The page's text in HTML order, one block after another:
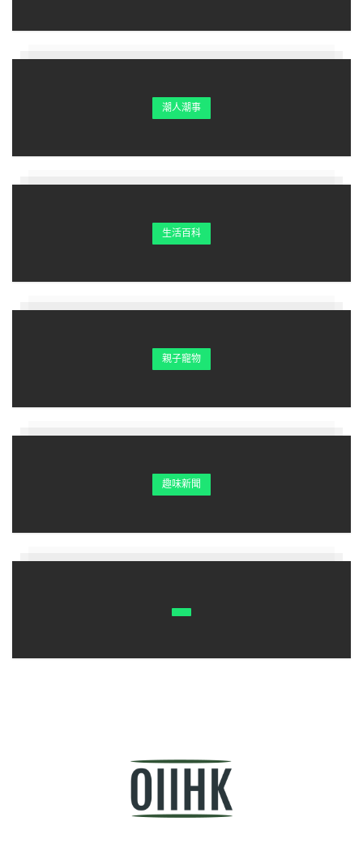
一看定位，發現他的位置竟然是在一家便利商店旁，欣華整
罵：「媽的，老娘快餓死了，花錢叫你送個餐，你給我躲在
「哦！風雨大又怎麼？風雨大就沒有領薪水嗎？我他媽的今
由一堆，我一定要客訴你。」「好、好，我現在馬
上……」，不等外送員說完，欣華就把手機掛了。
不過，這一掛，手機就再也沒響起過，不管欣華怎樣連環
call，外送員始終沒接手機，開衛星定位也搜尋不到目標。
了，連忙道歉，並請欣華給他5分鐘，讓她了解一下狀況。
「陳小姐，真的很不好意思，因為天候關係，本公司決定開
車為您送餐過去，麻煩您再等一下。耽誤您寶貴的時間真對
潮人潮事
生活百科
親子寵物
趣味新聞